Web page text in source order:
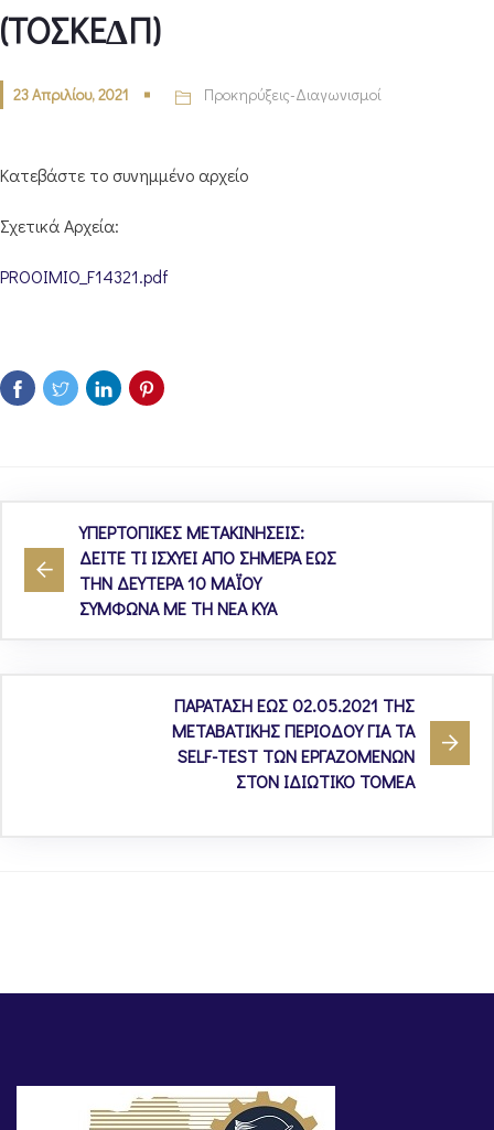
(ΤΟΣΚΕ∆Π)
23 Απριλίου, 2021 Προκηρύξεις-Διαγωνισμοί
Κατεβάστε το συνημμένο αρχείο
Σχετικά Αρχεία:
PROOIMIO_F14321.pdf
ΥΠΕΡΤΟΠΙΚΕΣ ΜΕΤΑΚΙΝΗΣΕΙΣ:
ΔΕΙΤΕ ΤΙ ΙΣΧΥΕΙ ΑΠΟ ΣΗΜΕΡΑ ΕΩΣ
ΤΗΝ ΔΕΥΤΕΡΑ 10 ΜΑΪΟΥ
ΣΥΜΦΩΝΑ ΜΕ ΤΗ NEA ΚΥΑ
ΠΑΡΑΤΑΣΗ ΕΩΣ 02.05.2021 ΤΗΣ
ΜΕΤΑΒΑΤΙΚΗΣ ΠΕΡΙΟΔΟΥ ΓΙΑ ΤΑ
SELF-TEST ΤΩΝ ΕΡΓΑΖΟΜΕΝΩΝ
ΣΤΟΝ ΙΔΙΩΤΙΚΟ ΤΟΜΕΑ